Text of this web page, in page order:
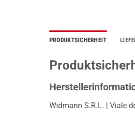
PRODUKTSICHERHEIT
Widmann S.R.L. | Viale